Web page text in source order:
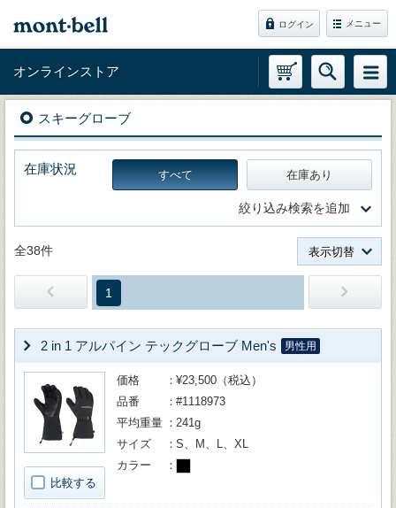
ログイン メニュー
オンラインストア
スキーグローブ
在庫状況 すべて 在庫あり
絞り込み検索を追加
全38件 表示切替
1
2 in 1 アルパイン テックグローブ Men's 男性用
比較する
価格
¥23,500（税込）
品番
#1118973
平均重量
241g
サイズ
S、M、L、XL
カラー